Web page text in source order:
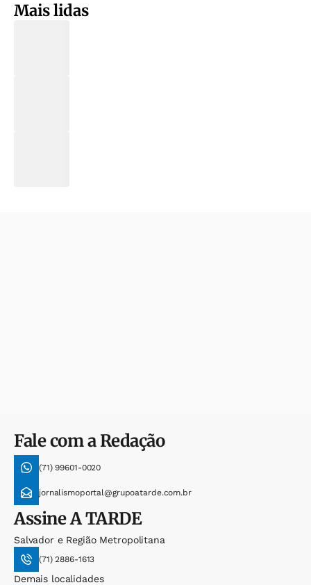
Mais lidas
Fale com a Redação
(71) 99601-0020
jornalismoportal@grupoatarde.com.br
AssineA TARDE
Salvador e Região Metropolitana
(71) 2886-1613
Demais localidades